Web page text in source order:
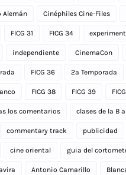
Alemán Cinéphiles Cine-Files
FICG 31 FICG 34
independiente CinemaCon
FICG 36 2a Temporada
FICG 38 FICG 39
los comentarios clases de la B
commentary track publicidad
cine oriental guia del
Antonio Camarillo